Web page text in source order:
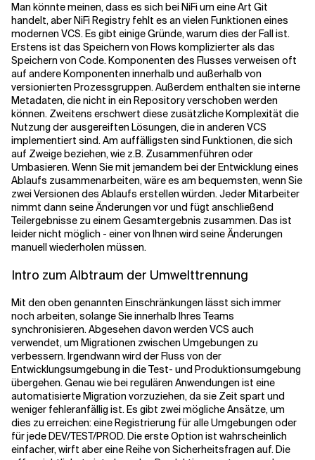
Man könnte meinen, dass es sich bei NiFi um eine Art Git
handelt, aber NiFi Registry fehlt es an vielen Funktionen eines
modernen VCS. Es gibt einige Gründe, warum dies der Fall ist.
Erstens ist das Speichern von Flows komplizierter als das
Speichern von Code. Komponenten des Flusses verweisen oft
auf andere Komponenten innerhalb und außerhalb von
versionierten Prozessgruppen. Außerdem enthalten sie interne
Metadaten, die nicht in ein Repository verschoben werden
können. Zweitens erschwert diese zusätzliche Komplexität die
Nutzung der ausgereiften Lösungen, die in anderen VCS
implementiert sind. Am auffälligsten sind Funktionen, die sich
auf Zweige beziehen, wie z.B. Zusammenführen oder
Umbasieren. Wenn Sie mit jemandem bei der Entwicklung eines
Ablaufs zusammenarbeiten, wäre es am bequemsten, wenn Sie
zwei Versionen des Ablaufs erstellen würden. Jeder Mitarbeiter
nimmt dann seine Änderungen vor und fügt anschließend
Teilergebnisse zu einem Gesamtergebnis zusammen. Das ist
leider nicht möglich - einer von Ihnen wird seine Änderungen
manuell wiederholen müssen.
Intro zum Albtraum der Umwelttrennung
Mit den oben genannten Einschränkungen lässt sich immer
noch arbeiten, solange Sie innerhalb Ihres Teams
synchronisieren. Abgesehen davon werden VCS auch
verwendet, um Migrationen zwischen Umgebungen zu
verbessern. Irgendwann wird der Fluss von der
Entwicklungsumgebung in die Test- und Produktionsumgebung
übergehen. Genau wie bei regulären Anwendungen ist eine
automatisierte Migration vorzuziehen, da sie Zeit spart und
weniger fehleranfällig ist. Es gibt zwei mögliche Ansätze, um
dies zu erreichen: eine Registrierung für alle Umgebungen oder
für jede DEV/TEST/PROD. Die erste Option ist wahrscheinlich
einfacher, wirft aber eine Reihe von Sicherheitsfragen auf. Die